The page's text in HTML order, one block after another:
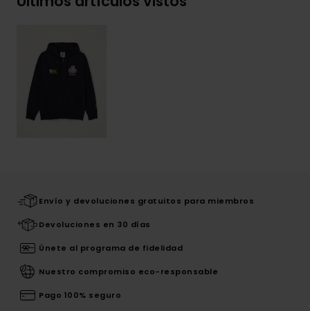
Envío y devoluciones gratuitos para miembros
Devoluciones en 30 días
Únete al programa de fidelidad
Nuestro compromiso eco-responsable
Pago 100% seguro